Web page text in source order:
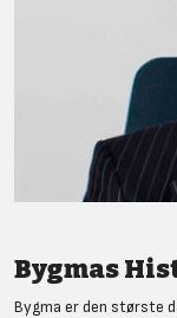
Bygmas
Bygma er den største